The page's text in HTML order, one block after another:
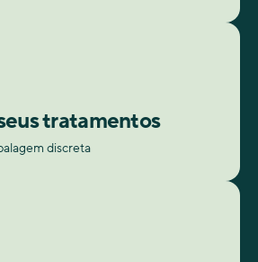
tratamentos
discreta